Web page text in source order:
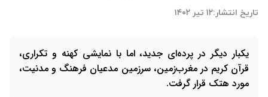
تاریخ انتشار:۱۲ تیر ۱۴۰۲
یکبار دیگر در پرده‌ای جدید، اما با نمایشی کهنه و تکراری،
قرآن کریم در مغرب‌زمین، سرزمین مدعیان فرهنگ و مدنیت،
مورد هتک قرار گرفت.